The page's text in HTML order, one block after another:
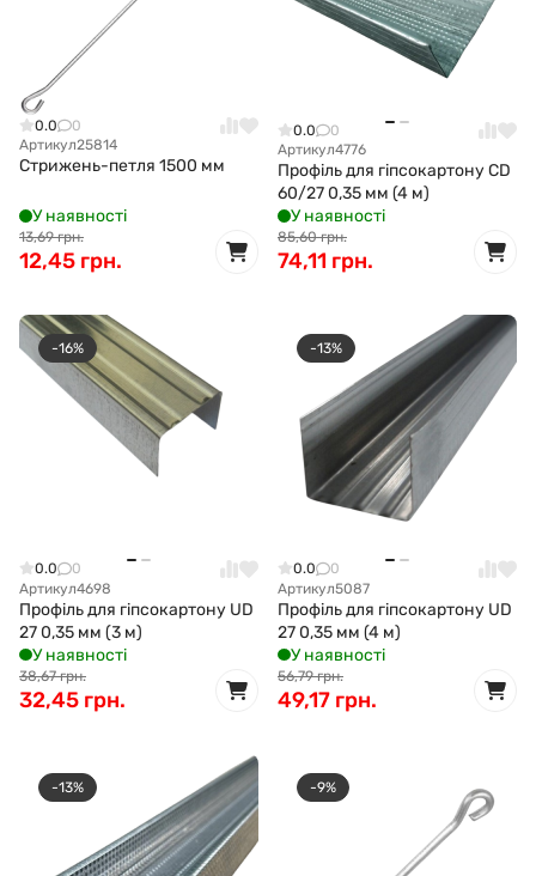
0.0
0
Артикул25814
Стрижень-петля 1500 мм
У наявності
13,69 грн.
12,45 грн.
0.0
0
Артикул4776
Профіль для гіпсокартону CD
60/27 0,35 мм (4 м)
У наявності
85,60 грн.
74,11 грн.
-16%
0.0
0
Артикул4698
Профіль для гіпсокартону UD
27 0,35 мм (3 м)
У наявності
38,67 грн.
32,45 грн.
-13%
0.0
0
Артикул5087
Профіль для гіпсокартону UD
27 0,35 мм (4 м)
У наявності
56,79 грн.
49,17 грн.
-13% -9%